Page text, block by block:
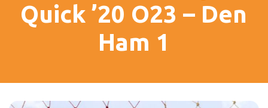
Quick ’20 O23 – Den
Ham 1